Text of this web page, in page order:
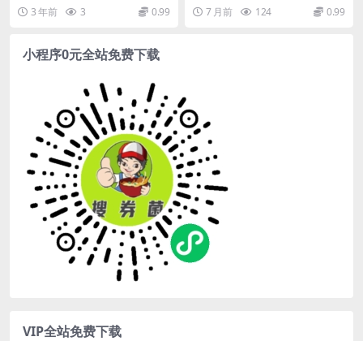
解短视频给门店拓客(“全方位
掌握短视频营销策略从账号定
视频进行餐饮门店的拓客。首先，
课程详细解析了抖音...
3 年前 3 0.99
图，时薪120+，日入5张不封
顶
手机做美团酒店截图来赚取零花钱
的新选择。该项目是...
7 月前 124 0.99
小程序0元全站免费下载
VIP全站免费下载